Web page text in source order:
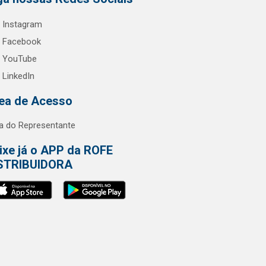
Instagram
Facebook
YouTube
LinkedIn
de Acesso
do Representante
já o APP da ROFE